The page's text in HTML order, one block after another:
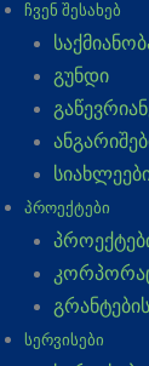
ᲩᲕᲔᲜ ᲨᲔᲡᲐᲮᲔᲑ
გუნდი
ᲞᲠᲝᲔᲥᲢᲔᲑᲘ
ᲡᲔᲠᲕᲘᲡᲔᲑᲘ